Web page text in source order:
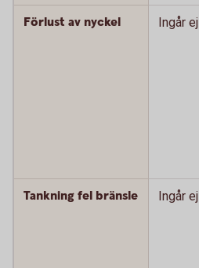
Förlust av nyckel Ingår ej
Tankning fel bränsle Ingår ej